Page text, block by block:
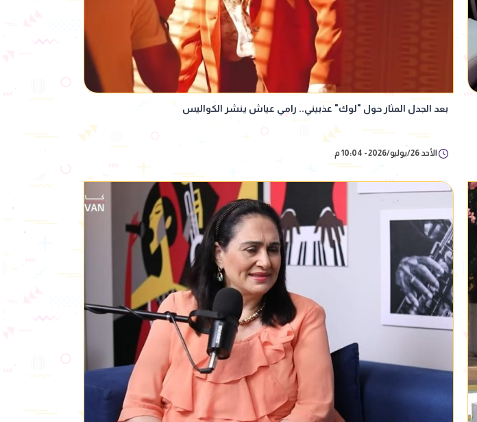
بعد الجدل المثار حول "لوك" عذبيني.. رامي عياش ينشر الكواليس
الأحد 26/يوليو/2026 - 10:04 م